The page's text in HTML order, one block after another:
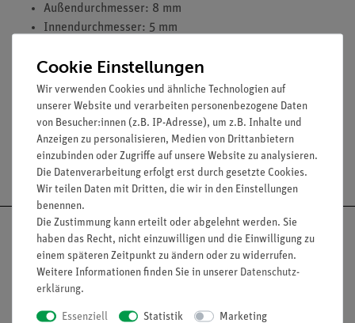
Außendurchmesser: 8 mm
Innendurchmesser: 5 mm
Form: gerade
Länge (mm): 250
Versandkostenfrei ab 300,- €
Nach oben
Cookie Einstellungen
Wir verwenden Cookies und ähnliche Technologien auf
unserer Website und verarbeiten personenbezogene Daten
von Besucher:innen (z.B. IP-Adresse), um z.B. Inhalte und
Anzeigen zu personalisieren, Medien von Drittanbietern
einzubinden oder Zugriffe auf unsere Website zu analysieren.
Die Datenverarbeitung erfolgt erst durch gesetzte Cookies.
Wir teilen Daten mit Dritten, die wir in den Einstellungen
benennen.
Die Zustimmung kann erteilt oder abgelehnt werden. Sie
haben das Recht, nicht einzuwilligen und die Einwilligung zu
einem späteren Zeitpunkt zu ändern oder zu widerrufen.
Weitere Informationen finden Sie in unserer Daten­schutz­
erklärung.
Essenziell Statistik Marketing